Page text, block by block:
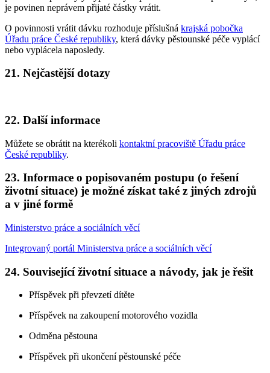
je povinen neprávem přijaté částky vrátit.
O povinnosti vrátit dávku rozhoduje příslušná krajská pobočka
Úřadu práce České republiky, která dávky pěstounské péče vyplácí
nebo vyplácela naposledy.
21. Nejčastější dotazy
22. Další informace
Můžete se obrátit na kterékoli kontaktní pracoviště Úřadu práce
České republiky.
23. Informace o popisovaném postupu (o řešení
životní situace) je možné získat také z jiných zdrojů
a v jiné formě
Ministerstvo práce a sociálních věcí
Integrovaný portál Ministerstva práce a sociálních věcí
24. Související životní situace a návody, jak je řešit
Příspěvek při převzetí dítěte
Příspěvek na zakoupení motorového vozidla
Odměna pěstouna
Příspěvek při ukončení pěstounské péče